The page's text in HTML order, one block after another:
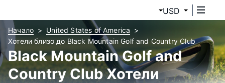
USD
Начало
United States of America
Хотели близо до Black Mountain Golf and Country Club
Black Mountain Golf and
Country Club Хотели